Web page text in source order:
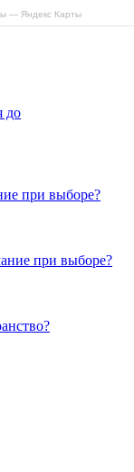
— Яндекс Карты
до
при выборе?
при выборе?